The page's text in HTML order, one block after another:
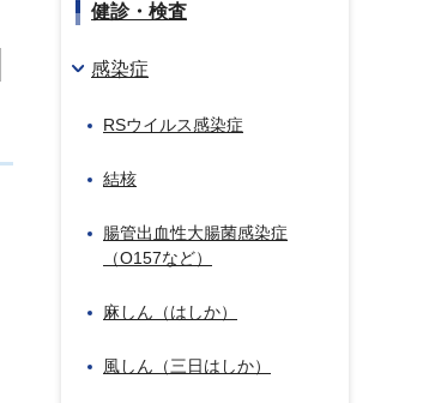
健診・検査
感染症
RSウイルス感染症
結核
腸管出血性大腸菌感染症
（O157など）
麻しん（はしか）
風しん（三日はしか）